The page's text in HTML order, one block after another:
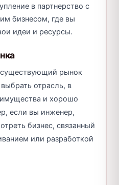
в партнерство с
бизнесом, где вы
идеи и ресурсы.
существующий рынок
отрасль, в
и хорошо
если вы инженер,
бизнес, связанный
или разработкой